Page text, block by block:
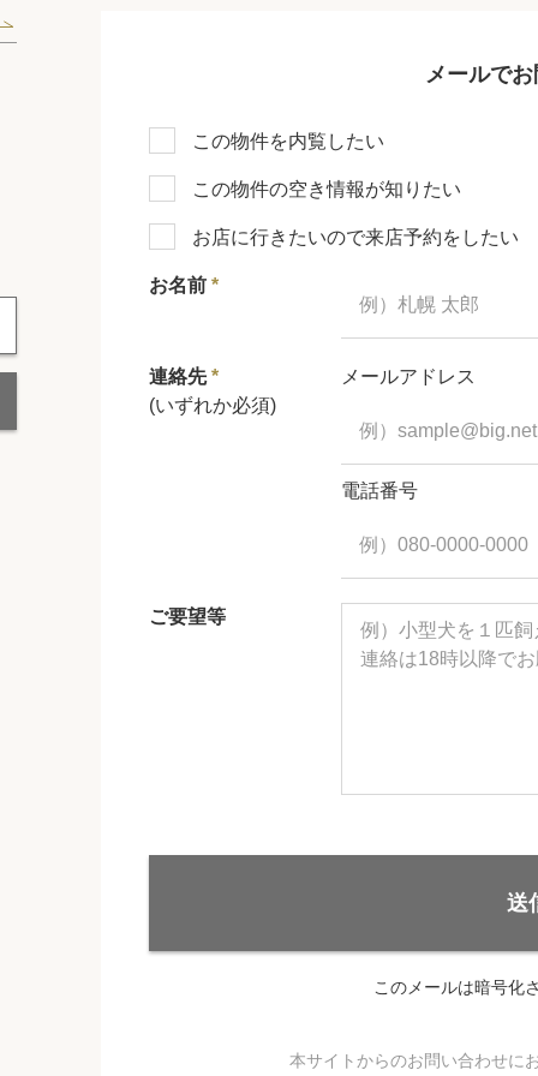
メールで
この物件を内覧したい
この物件の空き情報が知りたい
お店に行きたいので来店予約をしたい
お名前 *
連絡先*
(いずれか必須)
メールアドレス
電話番号
ご要望等
送
このメールは暗号化
本サイトからのお問い合わせに